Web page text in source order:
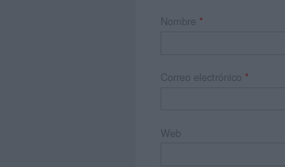
Nombre *
Correo electrónico *
Web